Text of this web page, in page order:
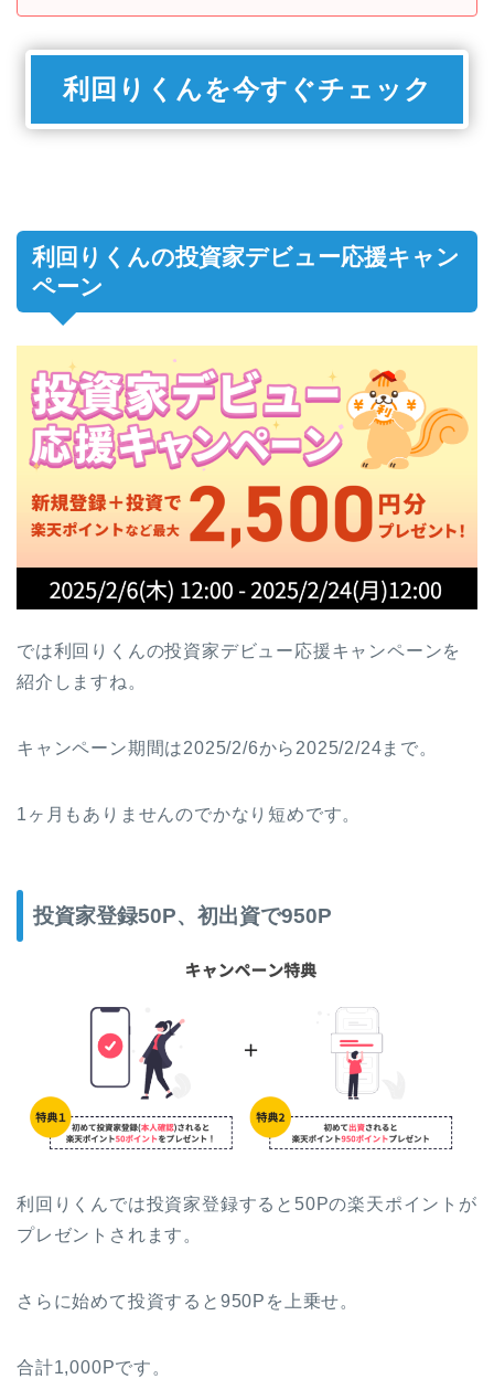
利回りくんを今すぐチェック
利回りくんの投資家デビュー応援キャン
ペーン
では利回りくんの投資家デビュー応援キャンペーンを
紹介しますね。
キャンペーン期間は2025/2/6から2025/2/24まで。
1ヶ月もありませんのでかなり短めです。
投資家登録50P、初出資で950P
利回りくんでは投資家登録すると50Pの楽天ポイントが
プレゼントされます。
さらに始めて投資すると950Pを上乗せ。
合計1,000Pです。